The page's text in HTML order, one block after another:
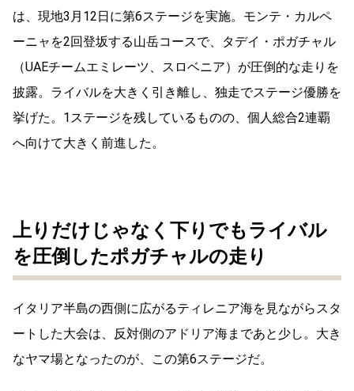
は、現地3 月 12日に第6ステージを実施。モンテ・カルペ
ーニャを2回登坂する山岳コースで、タデイ・ポガチャル
（UAEチームエミレーツ、スロベニア）が圧倒的な走りを
披露。ライバルを大きく引き離し、独走でステージ優勝を
挙げた。 1 ステージを残しているものの、個人総合2連覇
へ向けて大きく前進した。
上りだけじゃなく下りでもライバル
を圧倒したポガチャルの走り
イタリア半島の西側に広がるティレニア海を見ながらスタ
ートした大会は、反対側のアドリア海まであと少し。大き
なヤマ場となったのが、この第6ステージだ。